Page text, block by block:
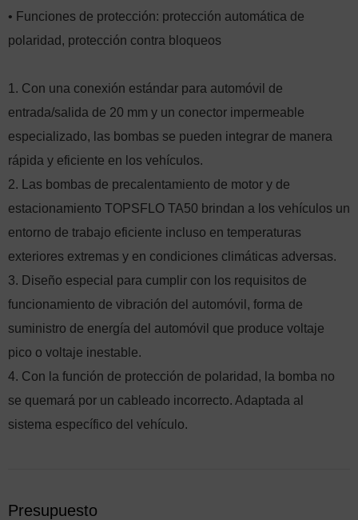
• Funciones de protección: protección automática de
polaridad, protección contra bloqueos
1. Con una conexión estándar para automóvil de
entrada/salida de 20 mm y un conector impermeable
especializado, las bombas se pueden integrar de manera
rápida y eficiente en los vehículos.
2. Las bombas de precalentamiento de motor y de
estacionamiento TOPSFLO TA50 brindan a los vehículos un
entorno de trabajo eficiente incluso en temperaturas
exteriores extremas y en condiciones climáticas adversas.
3. Diseño especial para cumplir con los requisitos de
funcionamiento de vibración del automóvil, forma de
suministro de energía del automóvil que produce voltaje
pico o voltaje inestable.
4. Con la función de protección de polaridad, la bomba no
se quemará por un cableado incorrecto. Adaptada al
sistema específico del vehículo.
Presupuesto